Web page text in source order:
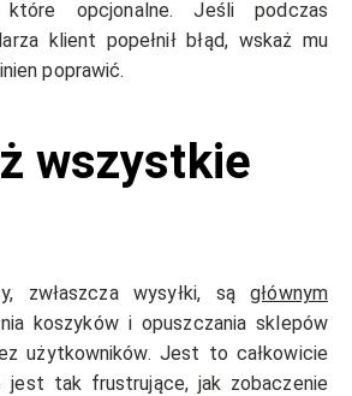
opcjonalne. Jeśli podczas
klient popełnił błąd, wskaż mu
poprawić.
wszystkie
zwłaszcza wysyłki, sągłównym
koszyków i opuszczania sklepów
użytkowników. Jest to całkowicie
jest tak frustrujące, jak zobaczenie